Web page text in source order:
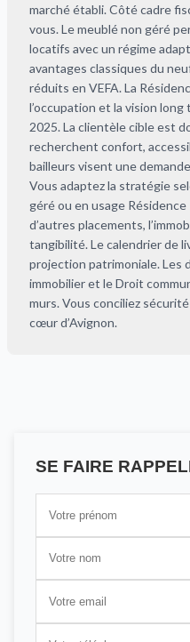
marché établi. Côté cadre
vous. Le meublé non géré
locatifs avec un régime
avantages classiques du
réduits en VEFA. La
l’occupation et la vision
2025. La clientèle cible est
recherchent confort,
bailleurs visent une
Vous adaptez la stratégie
géré ou en usage
d’autres placements,
tangibilité. Le calendrier de
projection patrimoniale. Les
immobilier et le Droit
murs. Vous conciliez
cœur d’Avignon.
SE FAIRE